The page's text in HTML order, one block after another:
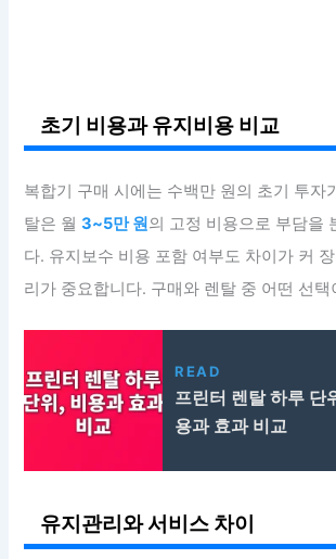
초기 비용과 유지비용 비교
복합기 구매 시에는 수백만 원의 초기 투자
탈은 월3~5만 원의 고정 비용으로 부담을
다. 유지보수 비용 포함 여부도 차이가 커
리가 중요합니다. 구매와 렌탈 중 어떤 선택
READ
프린터 렌탈 하루 단
용과 효과 비교
유지관리와 서비스 차이